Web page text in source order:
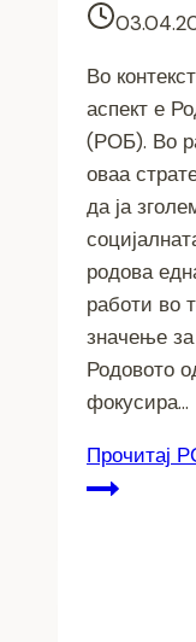
Во
аспект е
(РОБ). Во
оваа
да ја
родова
работи во
значење
Родовото
фокусира…
Прочитај